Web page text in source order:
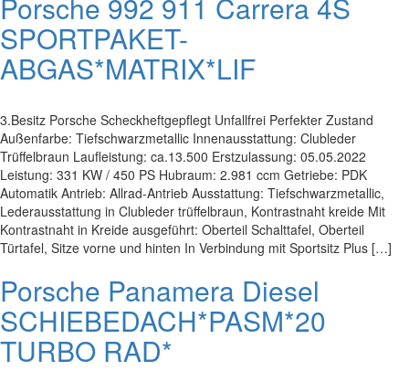
SPORTPAKET-
ABGAS*MATRIX*LIF
3.Besitz Porsche Scheckheftgepflegt Unfallfrei Perfekter Zustand
Außenfarbe: Tiefschwarzmetallic Innenausstattung: Clubleder
Trüffelbraun Laufleistung: ca.13.500 Erstzulassung: 05.05.2022
Leistung: 331 KW / 450 PS Hubraum: 2.981 ccm Getriebe: PDK
Automatik Antrieb: Allrad-Antrieb Ausstattung: Tiefschwarzmetallic,
Lederausstattung in Clubleder trüffelbraun, Kontrastnaht kreide Mit
Kontrastnaht in Kreide ausgeführt: Oberteil Schalttafel, Oberteil
Türtafel, Sitze vorne und hinten In Verbindung mit Sportsitz Plus […]
Porsche Panamera Diesel
SCHIEBEDACH*PASM*20
TURBO RAD*